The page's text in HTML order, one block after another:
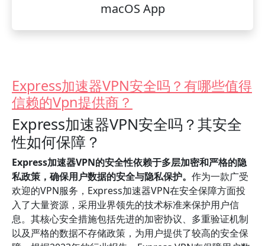
macOS App
Express加速器VPN安全吗？有哪些值得
信赖的Vpn提供商？
Express加速器VPN安全吗？其安全
性如何保障？
Express加速器VPN的安全性依赖于多层加密和严格的隐
私政策，确保用户数据的安全与隐私保护。 作为一款广受
欢迎的VPN服务，Express加速器VPN在安全保障方面投
入了大量资源，采用业界领先的技术标准来保护用户信
息。其核心安全措施包括先进的加密协议、多重验证机制
以及严格的数据不存储政策，为用户提供了较高的安全保